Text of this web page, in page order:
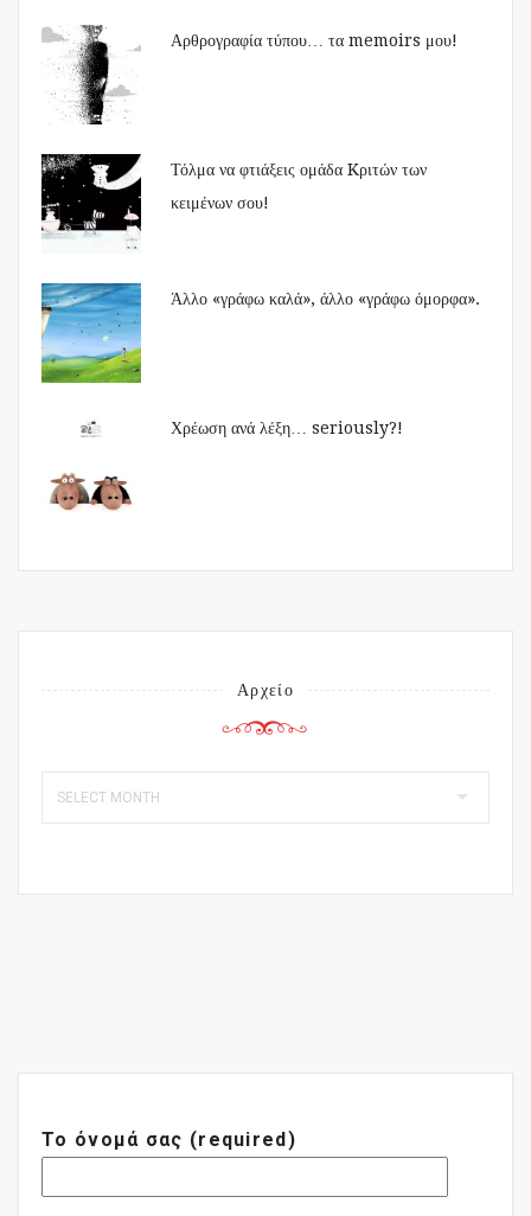
Αρθρογραφία τύπου… τα memoirs μου!
Τόλμα να φτιάξεις ομάδα Kριτών των
κειμένων σου!
Άλλο «γράφω καλά», άλλο «γράφω όμορφα».
Χρέωση ανά λέξη… seriously?!
Αρχείο
Το όνομά σας (required)